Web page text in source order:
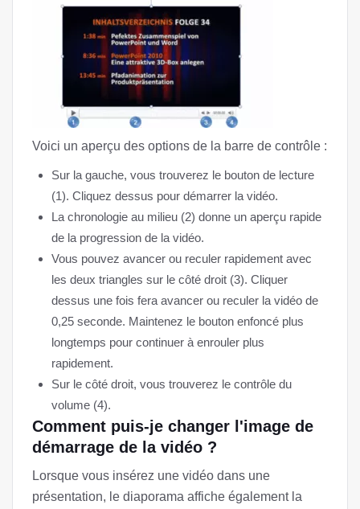
Voici un aperçu des options de la barre de contrôle :
Sur la gauche, vous trouverez le bouton de lecture
(1). Cliquez dessus pour démarrer la vidéo.
La chronologie au milieu (2) donne un aperçu rapide
de la progression de la vidéo.
Vous pouvez avancer ou reculer rapidement avec
les deux triangles sur le côté droit (3). Cliquer
dessus une fois fera avancer ou reculer la vidéo de
0,25 seconde. Maintenez le bouton enfoncé plus
longtemps pour continuer à enrouler plus
rapidement.
Sur le côté droit, vous trouverez le contrôle du
volume (4).
Comment puis-je changer l'image de
démarrage de la vidéo ?
Lorsque vous insérez une vidéo dans une
présentation, le diaporama affiche également la